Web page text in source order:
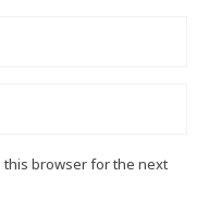
this browser for the next